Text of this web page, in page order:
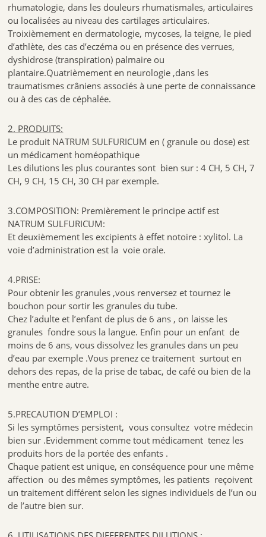
rhumatologie, dans les douleurs rhumatismales, articulaires
ou localisées au niveau des cartilages articulaires.
Troixièmement en dermatologie, mycoses, la teigne, le pied
d’athlète, des cas d’eczéma ou en présence des verrues,
dyshidrose (transpiration) palmaire ou
plantaire.Quatrièmement en neurologie ,dans les
traumatismes crâniens associés à une perte de connaissance
ou à des cas de céphalée.
2. PRODUITS:
Le produit NATRUM SULFURICUM en ( granule ou dose) est
un médicament homéopathique
Les dilutions les plus courantes sont bien sur : 4 CH, 5 CH, 7
CH, 9 CH, 15 CH, 30 CH par exemple.
3.COMPOSITION: Premièrement le principe actif est
NATRUM SULFURICUM:
Et deuxièmement les excipients à effet notoire : xylitol. La
voie d’administration est la voie orale.
4.PRISE:
Pour obtenir les granules ,vous renversez et tournez le
bouchon pour sortir les granules du tube.
Chez l’adulte et l’enfant de plus de 6 ans , on laisse les
granules fondre sous la langue. Enfin pour un enfant de
moins de 6 ans, vous dissolvez les granules dans un peu
d’eau par exemple .Vous prenez ce traitement surtout en
dehors des repas, de la prise de tabac, de café ou bien de la
menthe entre autre.
5.PRECAUTION D’EMPLOI :
Si les symptômes persistent, vous consultez votre médecin
bien sur .Evidemment comme tout médicament tenez les
produits hors de la portée des enfants .
Chaque patient est unique, en conséquence pour une même
affection ou des mêmes symptômes, les patients reçoivent
un traitement différent selon les signes individuels de l’un ou
de l’autre bien sur.